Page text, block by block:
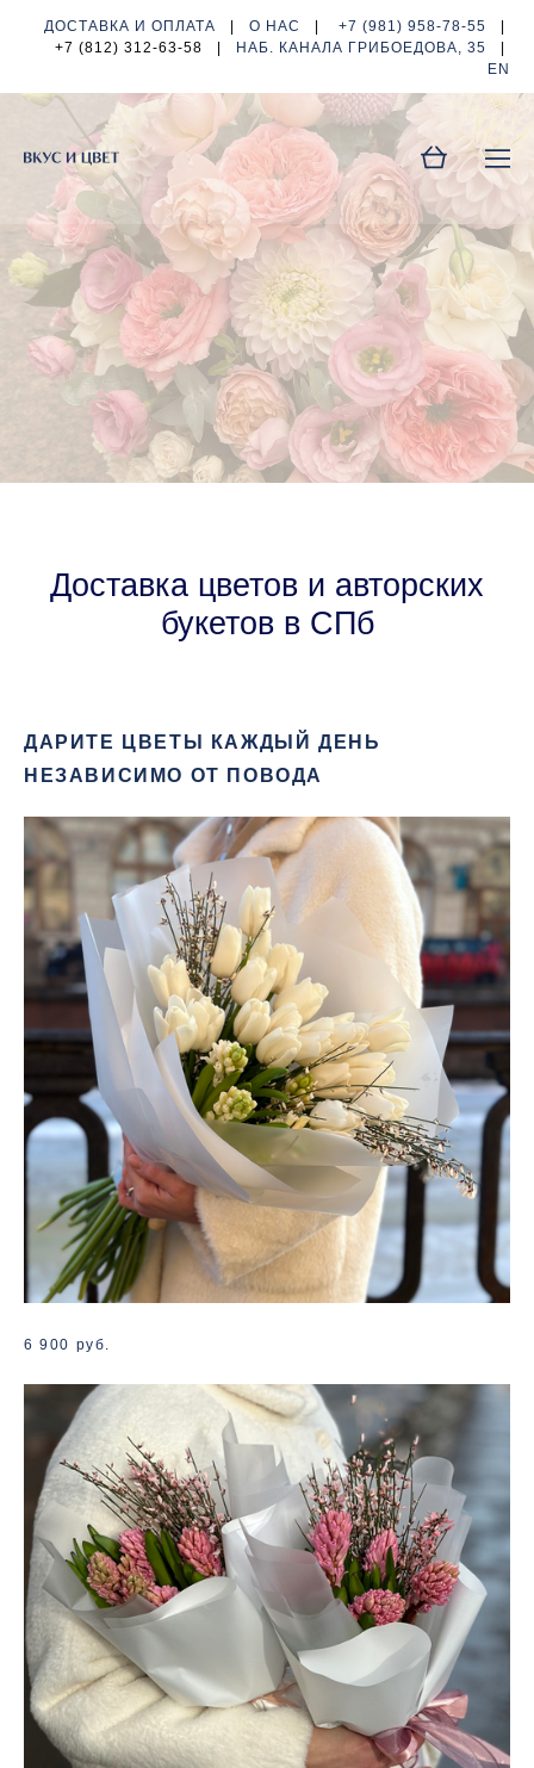
ДОСТАВКА И ОПЛАТА О НАС +7 (981) 958-78-55
+7 (812) 312-63-58
НАБ. КАНАЛА ГРИБОЕДОВА, 35
EN
Доставка цветов и авторских
букетов в СПб
ДАРИТЕ ЦВЕТЫ КАЖДЫЙ ДЕНЬ
НЕЗАВИСИМО ОТ ПОВОДА
6 900 руб.